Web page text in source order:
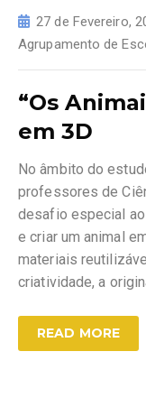
27 de Fevereiro,
Agrupamento de
“Os
em 3D
No âmbito do
professores de
desafio especial
e criar um animal
materiais
criatividade, a
READ MORE